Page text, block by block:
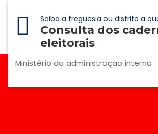
Saiba a freguesia ou distrito a
Consulta dos
eleitorais
Ministério da administração interna